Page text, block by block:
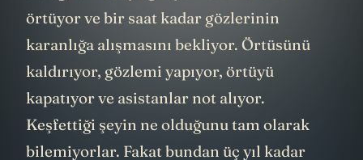
olduğu bir odaya giriyor. Üstüne örtü
örtüyor ve bir saat kadar gözlerinin
karanlığa alışmasını bekliyor. Örtüsünü
kaldırıyor, gözlemi yapıyor, örtüyü
kapatıyor ve asistanlar not alıyor.
Keşfettiği şeyin ne olduğunu tam olarak